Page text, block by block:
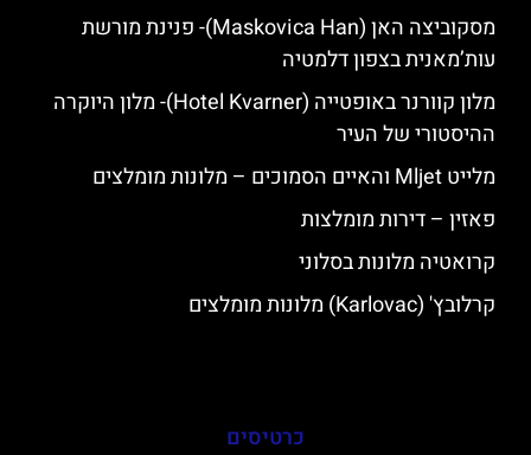
מסקוביצה האן (Maskovica Han)- פנינת מורשת
עות’מאנית בצפון דלמטיה
מלון קוורנר באופטייה (Hotel Kvarner)- מלון היוקרה
ההיסטורי של העיר
מלייט Mljet והאיים הסמוכים – מלונות מומלצים
פאזין – דירות מומלצות
קרואטיה מלונות בסלוני
קרלובץ' (Karlovac) מלונות מומלצים
כרטיסים